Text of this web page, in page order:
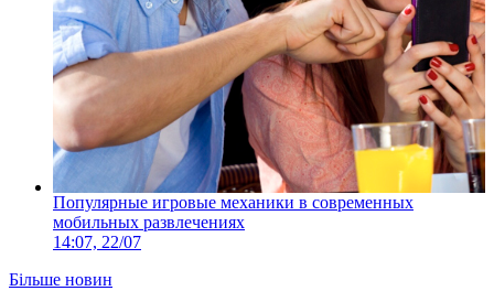
Популярные игровые механики в современных
мобильных развлечениях
14:07, 22/07
Більше новин